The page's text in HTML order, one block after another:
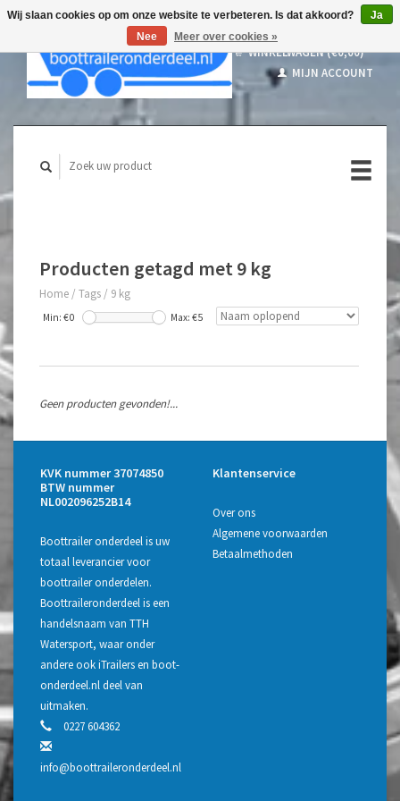
WINKELWAGEN (€0,00)
MIJN ACCOUNT
Producten getagd met 9 kg
Home / Tags / 9 kg
Min: €0 Max: €5
Geen producten gevonden!...
KVK nummer 37074850
BTW nummer
NL002096252B14
Boottrailer onderdeel is uw
totaal leverancier voor
boottrailer onderdelen.
Boottraileronderdeel is een
handelsnaam van TTH
Watersport, waar onder
andere ook iTrailers en boot-
onderdeel.nl deel van
uitmaken.
0227 604362
info@boottraileronderdeel.nl
Klantenservice
Over ons
Algemene voorwaarden
Betaalmethoden
Wij slaan cookies op om onze website te verbeteren. Is dat akkoord?
Ja
Nee
Meer over cookies »